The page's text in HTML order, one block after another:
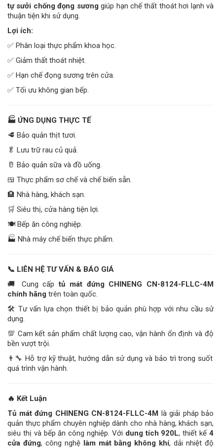
tự sưởi chống đọng sương giúp hạn chế thất thoát hơi lạnh và
thuận tiện khi sử dụng.
Lợi ích:
✅ Phân loại thực phẩm khoa học.
✅ Giảm thất thoát nhiệt.
✅ Hạn chế đọng sương trên cửa.
✅ Tối ưu không gian bếp.
🏭 ỨNG DỤNG THỰC TẾ
🥩 Bảo quản thịt tươi.
🥬 Lưu trữ rau củ quả.
🥛 Bảo quản sữa và đồ uống.
🍱 Thực phẩm sơ chế và chế biến sẵn.
🏨 Nhà hàng, khách sạn.
🛒 Siêu thị, cửa hàng tiện lợi.
🍽️ Bếp ăn công nghiệp.
🏭 Nhà máy chế biến thực phẩm.
📞 LIÊN HỆ TƯ VẤN & BÁO GIÁ
🚚 Cung cấptủ mát đứng CHINENG CN-8124-FLLC-4M
chính hãng trên toàn quốc.
🛠️ Tư vấn lựa chọn thiết bị bảo quản phù hợp với nhu cầu sử
dụng.
💯 Cam kết sản phẩm chất lượng cao, vận hành ổn định và độ
bền vượt trội.
👨‍🔧 Hỗ trợ kỹ thuật, hướng dẫn sử dụng và bảo trì trong suốt
quá trình vận hành.
🔥 Kết Luận
Tủ mát đứng CHINENG CN-8124-FLLC-4M là giải pháp bảo
quản thực phẩm chuyên nghiệp dành cho nhà hàng, khách sạn,
siêu thị và bếp ăn công nghiệp. Với dung tích 920L, thiết kế4
cửa đứng, công nghệ làm mát bằng không khí, dải nhiệt độ